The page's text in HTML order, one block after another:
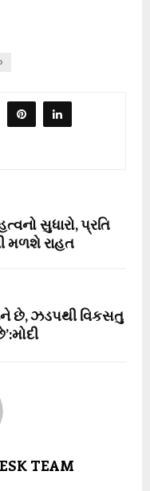
સુધારો, પ્રતિ
મળશે રાહત
છે, ઝડપથી વિકસતુ
TEAM